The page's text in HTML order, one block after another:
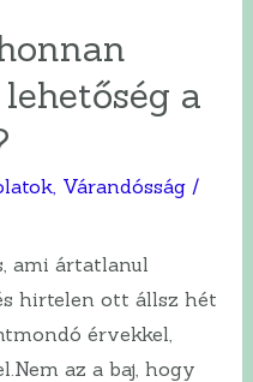
a
Várandósság/
ami ártatlanul
hirtelen ott állsz hét
érvekkel,
az a baj, hogy